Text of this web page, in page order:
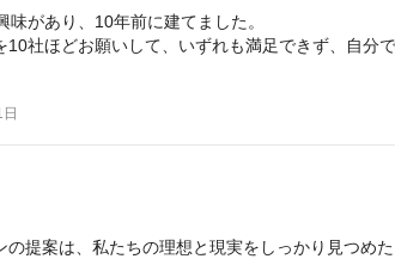
があり、10年前に建てました。
社ほどお願いして、いずれも満足できず、自分
が決して強引な人ではないので、あまりこちらか
高のものに近づけると思います。
提案は、私たちの理想と現実をしっかり見つめ